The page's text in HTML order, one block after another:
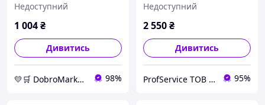
шнуром ергономічні
блакитні 62 см
Недоступний
1 004₴
Дивитись
💛🛒 DobroMarket 💛🛒 мережа інтернет-магазинів 98%
дітям і
дорослим,AlpenGaudi
Недоступний
2 550₴
Дивитись
ProfService ТОВ "Професійний сервіс" 95%